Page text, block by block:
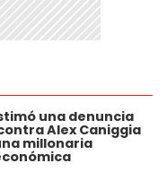
una denuncia
Alex Caniggia
millonaria